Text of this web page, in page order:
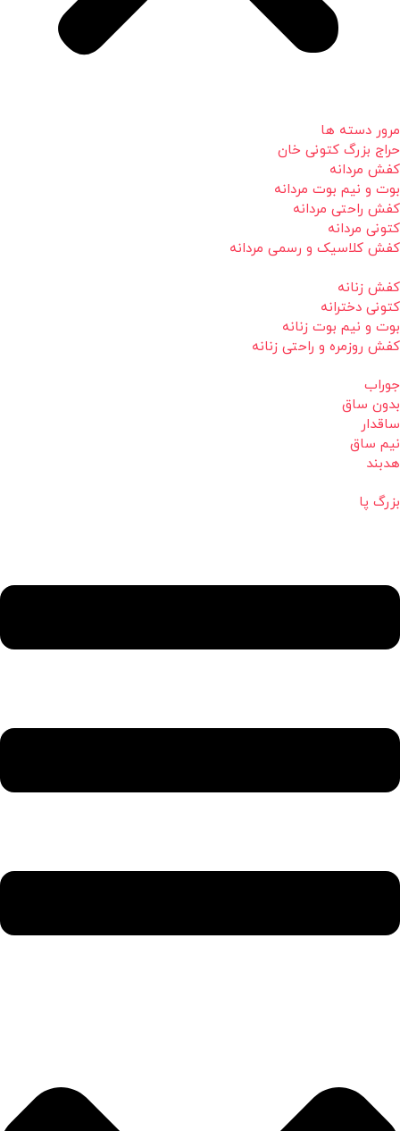
مرور دسته ها
حراج بزرگ کتونی خان
کفش مردانه
بوت و نیم بوت مردانه
کفش راحتی مردانه
کتونی مردانه
کفش کلاسیک و رسمی مردانه
کفش زنانه
کتونی دخترانه
بوت و نیم بوت زنانه
کفش روزمره و راحتی زنانه
جوراب
بدون ساق
ساقدار
نیم ساق
هدبند
بزرگ پا